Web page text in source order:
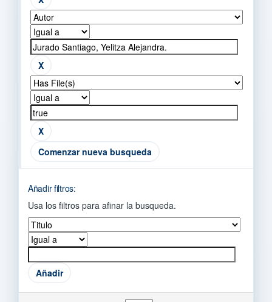
Comenzar nueva busqueda
Añadir filtros:
Usa los filtros para afinar la busqueda.